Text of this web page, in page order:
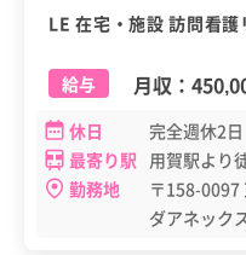
LE 在宅・施設 訪問看
給与 月収：
休日
完全週休2日
最寄り駅 用賀駅より
勤務地
〒158-0097
ダアネック